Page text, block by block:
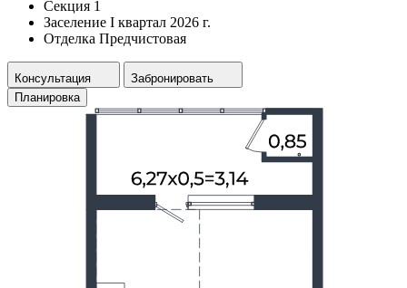
Секция 1
Заселение I квартал 2026 г.
Отделка Предчистовая
Консультация
Забронировать
Планировка